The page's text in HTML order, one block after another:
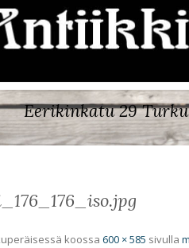
Eerikinkatu 29
koossa 600 × 585 sivulla